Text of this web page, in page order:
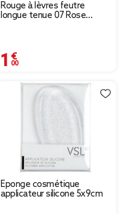
Rouge à lèvres feutre
longue tenue 07 Rose
1,00 €
Éponge cosmétique
applicateur silicone 5x9cm